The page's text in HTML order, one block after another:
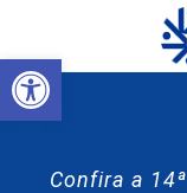
Abrir a barra de
Confira a